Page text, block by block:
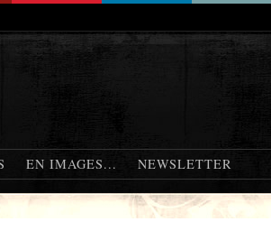
EN IMAGES... NEWSLETTER